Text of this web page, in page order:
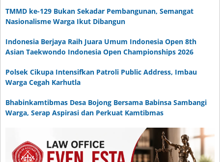
TMMD ke-129 Bukan Sekadar Pembangunan, Semangat
Nasionalisme Warga Ikut Dibangun
Indonesia Berjaya Raih Juara Umum Indonesia Open 8th
Asian Taekwondo Indonesia Open Championships 2026
Polsek Cikupa Intensifkan Patroli Public Address, Imbau
Warga Cegah Karhutla
Bhabinkamtibmas Desa Bojong Bersama Babinsa Sambangi
Warga, Serap Aspirasi dan Perkuat Kamtibmas